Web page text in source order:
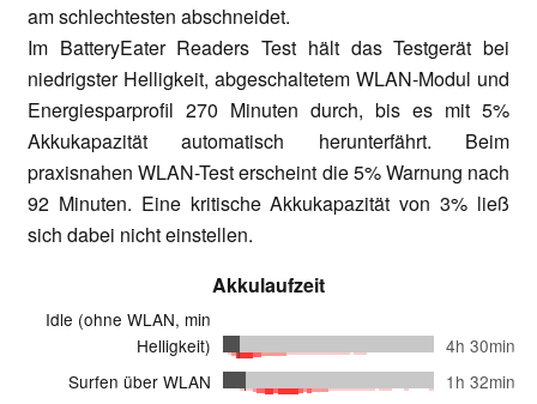
am schlechtesten abschneidet.
Im BatteryEater Readers Test hält das Testgerät bei
niedrigster Helligkeit, abgeschaltetem WLAN-Modul und
Energiesparprofil 270 Minuten durch, bis es mit 5%
Akkukapazität automatisch herunterfährt. Beim
praxisnahen WLAN-Test erscheint die 5% Warnung nach
92 Minuten. Eine kritische Akkukapazität von 3% ließ
sich dabei nicht einstellen.
Akkulaufzeit
Idle (ohne WLAN, min
Helligkeit)
4h 30min
Surfen über WLAN
1h 32min